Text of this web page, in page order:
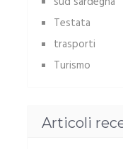
Testata
trasporti
Turismo
Articoli